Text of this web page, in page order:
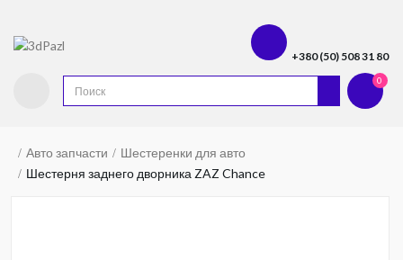
+380 (50) 508 31 80
0
Авто запчасти
Шестеренки для авто
Шестерня заднего дворника ZAZ Chance